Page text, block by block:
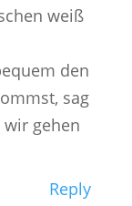
weiß
den
sag
gehen
Reply